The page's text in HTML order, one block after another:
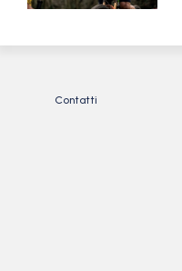
Contatti